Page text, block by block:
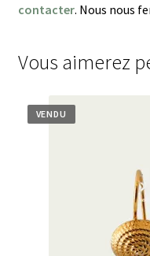
contacter. Nous nous
Vous aimerez
VENDU